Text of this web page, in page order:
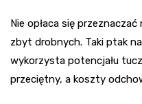
Nie opłaca się
zbyt drobnych. Taki ptak
wykorzysta potencjału
przeciętny, a koszty